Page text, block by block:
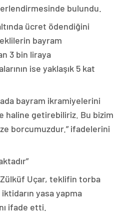
bulundu.
ücret ödendiğini
bayram
3 bin liraya
ise yaklaşık 5 kat
bayram ikramiyelerini
haline getirebiliriz. Bu bizim
borcumuzdur.” ifadelerini
Uçar, teklifin torba
yasa yapma
ifade etti.